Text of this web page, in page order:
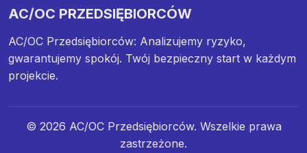
AC/OC PRZEDSIĘBIORCÓW
AC/OC Przedsiębiorców: Analizujemy ryzyko,
gwarantujemy spokój. Twój bezpieczny start w każdym
projekcie.
© 2026 AC/OC Przedsiębiorców. Wszelkie prawa
zastrzeżone.